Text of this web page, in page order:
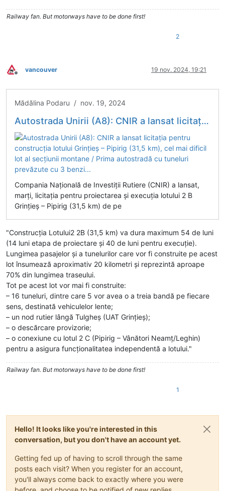
Railway fan. But motorways have to be done first!
2
Deconectat
vancouver 19 nov. 2024, 19:21
Mădălina Podaru / nov. 19, 2024
Autostrada Unirii (A8): CNIR a lansat licitația pentru construcția lotului Grințieș – Pipirig (31,5 km), cel mai dificil lot al secțiunii montane / Prima autostradă cu tuneluri prevăzute cu 3 benzi...
Compania Națională de Investiții Rutiere (CNIR) a lansat,
marți, licitația pentru proiectarea și execuția lotului 2 B
Grințieș – Pipirig (31,5 km) de pe
"Construcția Lotului2 2B (31,5 km) va dura maximum 54 de luni
(14 luni etapa de proiectare și 40 de luni pentru execuție).
Lungimea pasajelor și a tunelurilor care vor fi construite pe acest
lot însumează aproximativ 20 kilometri și reprezintă aproape
70% din lungimea traseului.
Tot pe acest lot vor mai fi construite:
– 16 tuneluri, dintre care 5 vor avea o a treia bandă pe fiecare
sens, destinată vehiculelor lente;
– un nod rutier lângă Tulgheș (UAT Grințieș);
– o descărcare provizorie;
– o conexiune cu lotul 2 C (Pipirig – Vânători Neamț/Leghin)
pentru a asigura funcționalitatea independentă a lotului."
Railway fan. But motorways have to be done first!
1
Hello! It looks like you're interested in this
conversation, but you don't have an account yet.
Getting fed up of having to scroll through the same
posts each visit? When you register for an account,
you'll always come back to exactly where you were